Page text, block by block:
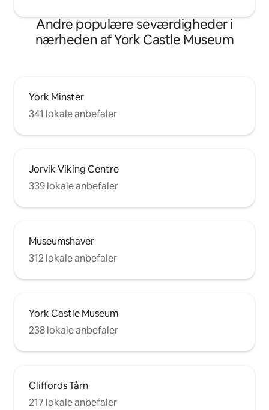
Andre populære seværdigheder i
nærheden af York Castle Museum
York Minster
341 lokale anbefaler
Jorvik Viking Centre
339 lokale anbefaler
Museumshaver
312 lokale anbefaler
York Castle Museum
238 lokale anbefaler
Cliffords Tårn
217 lokale anbefaler